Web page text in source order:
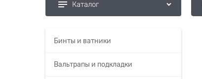
Каталог
Бинты и ватники
Вальтрапы и подкладки